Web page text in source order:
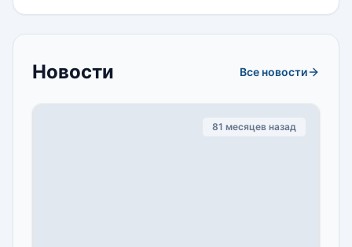
Новости Все новости
81 месяцев назад